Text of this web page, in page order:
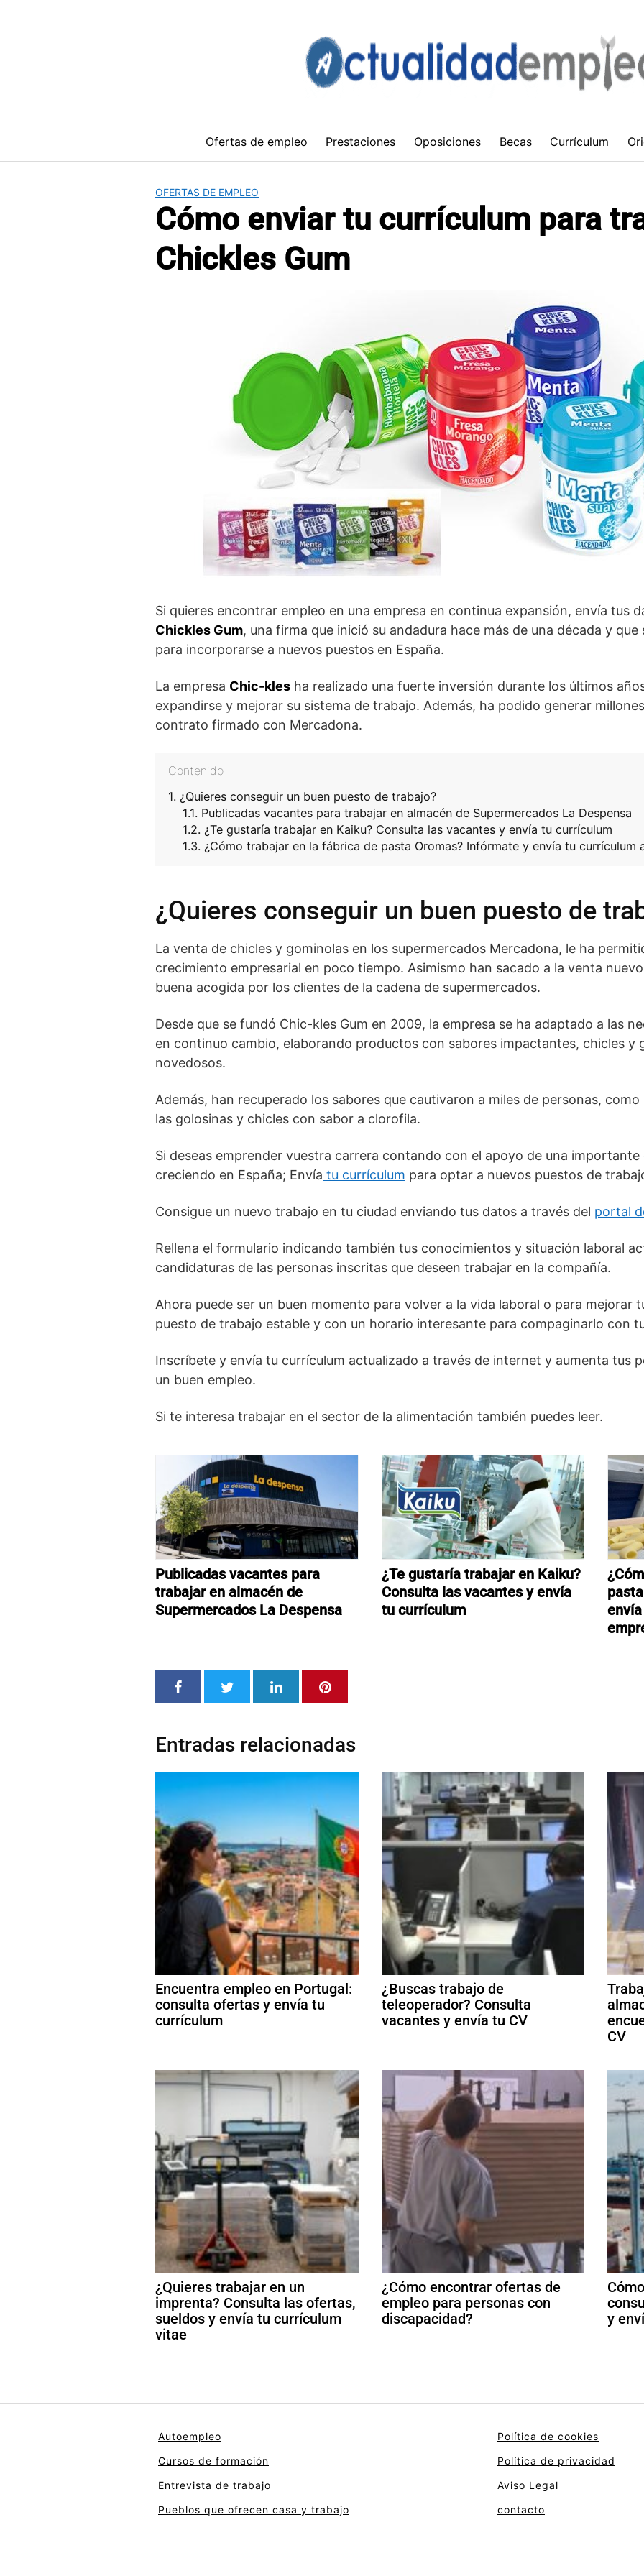
Ofertas de empleo Prestaciones Oposiciones Becas Currículum
OFERTAS DE EMPLEO
Cómo enviar tu currículum para
Chickles Gum
Si quieres encontrar empleo en una empresa en continua expansión, envía tus
Chickles Gum, una firma que inició su andadura hace más de una década y
para incorporarse a nuevos puestos en España.
La empresa Chic-kles ha realizado una fuerte inversión durante los últimos
expandirse y mejorar su sistema de trabajo. Además, ha podido generar
contrato firmado con Mercadona.
Contenido
¿Quieres conseguir un buen puesto de trabajo?
Publicadas vacantes para trabajar en almacén de Supermercados La Despensa
¿Te gustaría trabajar en Kaiku? Consulta las vacantes y envía tu currículum
¿Cómo trabajar en la fábrica de pasta Oromas? Infórmate y envía tu currículum
¿Quieres conseguir un buen puesto de
La venta de chicles y gominolas en los supermercados Mercadona, le ha
crecimiento empresarial en poco tiempo. Asimismo han sacado a la venta
buena acogida por los clientes de la cadena de supermercados.
Desde que se fundó Chic-kles Gum en 2009, la empresa se ha adaptado a las
en continuo cambio, elaborando productos con sabores impactantes, chicles y
novedosos.
Además, han recuperado los sabores que cautivaron a miles de personas,
las golosinas y chicles con sabor a clorofila.
Si deseas emprender vuestra carrera contando con el apoyo de una importante
creciendo en España; Envía tu currículum para optar a nuevos puestos de
Consigue un nuevo trabajo en tu ciudad enviando tus datos a través del portal
Rellena el formulario indicando también tus conocimientos y situación laboral
candidaturas de las personas inscritas que deseen trabajar en la compañía.
Ahora puede ser un buen momento para volver a la vida laboral o para mejorar
puesto de trabajo estable y con un horario interesante para compaginarlo con
Inscríbete y envía tu currículum actualizado a través de internet y aumenta tus
un buen empleo.
Si te interesa trabajar en el sector de la alimentación también puedes leer.
Publicadas vacantes para
trabajar en almacén de
Supermercados La Despensa
¿Te gustaría trabajar en Kaiku?
Consulta las vacantes y envía
tu currículum
Entradas relacionadas
Encuentra empleo en Portugal:
consulta ofertas y envía tu
currículum
¿Buscas trabajo de
teleoperador? Consulta
vacantes y envía tu CV
CV
¿Quieres trabajar en un
imprenta? Consulta las ofertas,
sueldos y envía tu currículum
vitae
¿Cómo encontrar ofertas de
empleo para personas con
discapacidad?
y
Autoempleo
Cursos de formación
Entrevista de trabajo
Pueblos que ofrecen casa y trabajo
Política de cookies
Política de privacidad
Aviso Legal
contacto